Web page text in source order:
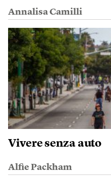
Annalisa Camilli
Vivere senza auto
Alfie Packham